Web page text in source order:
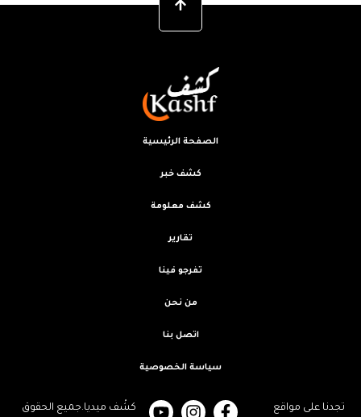
تجدنا على مواقع كشْف ميديا.جميع الحقوق
الصفحة الرئيسية
كشف خبر
كشف معلومة
تقارير
تفرجو فينا
من نحن
اتصل بنا
سياسة الخصوصية